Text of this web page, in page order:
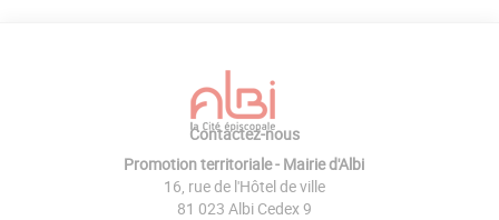
Contactez-nous
Promotion territoriale - Mairie d'Albi
16, rue de l'Hôtel de ville
81 023 Albi Cedex 9